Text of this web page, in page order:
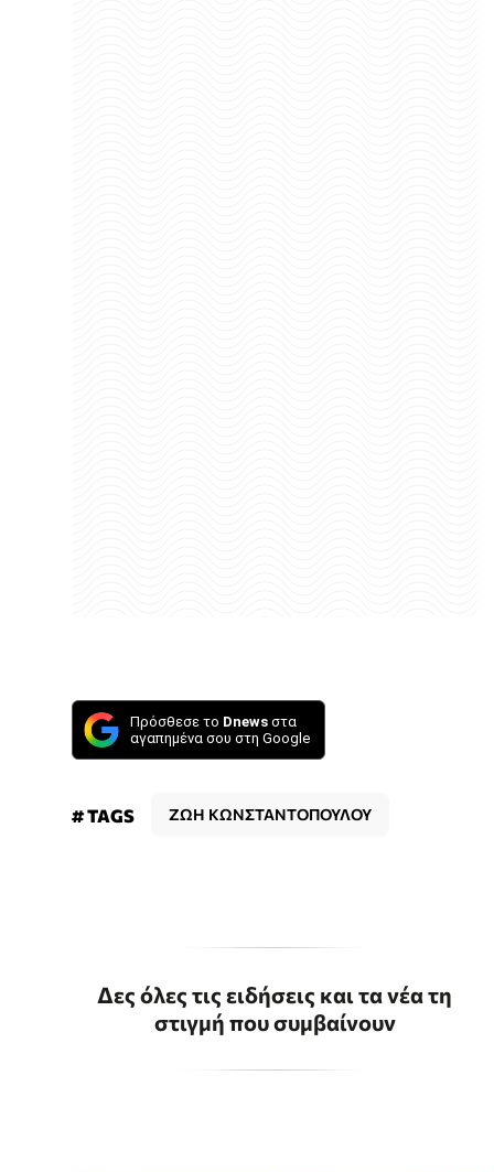
Πρόσθεσε το Dnews στα
αγαπημένα σου στη Google
# TAGS ΖΩΗ ΚΩΝΣΤΑΝΤΟΠΟΥΛΟΥ
Δες όλες τις ειδήσεις και τα νέα τη
στιγμή που συμβαίνουν